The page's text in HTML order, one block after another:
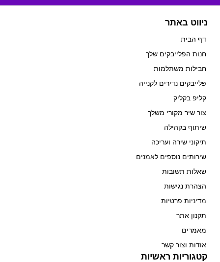
ניווט באתר
דף הבית
חנות הפלייבקים שלך
חבילות משתלמות
פלייבקים נדירים לקנייה
קליפ בקליק
צור שיר מקורי משלך
שיתוף בקהילה
תיקוני שירה ועריכה
שירותים נוספים לאמנים
שאלות תשובות
הצהרת נגישות
מדיניות פרטיות
תקנון אתר
מאמרים
אודות וצור קשר
קטגוריות ראשיות